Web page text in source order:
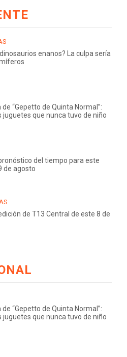
enanos? La culpa sería
de “Gepetto de Quinta Normal”:
juguetes que nunca tuvo de niño
del tiempo para este
de agosto
de T13 Central de este 8 de
de “Gepetto de Quinta Normal”:
juguetes que nunca tuvo de niño